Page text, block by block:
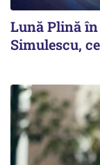
Lună Plină
Simulescu,